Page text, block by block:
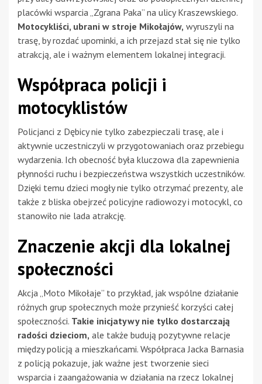
placówki wsparcia „Zgrana Paka” na ulicy Kraszewskiego.
Motocykliści, ubrani w stroje Mikołajów, wyruszyli na
trasę, by rozdać upominki, a ich przejazd stał się nie tylko
atrakcją, ale i ważnym elementem lokalnej integracji.
Współpraca policji i
motocyklistów
Policjanci z Dębicy nie tylko zabezpieczali trasę, ale i
aktywnie uczestniczyli w przygotowaniach oraz przebiegu
wydarzenia. Ich obecność była kluczowa dla zapewnienia
płynności ruchu i bezpieczeństwa wszystkich uczestników.
Dzięki temu dzieci mogły nie tylko otrzymać prezenty, ale
także z bliska obejrzeć policyjne radiowozy i motocykl, co
stanowiło nie lada atrakcję.
Znaczenie akcji dla lokalnej
społeczności
Akcja „Moto Mikołaje” to przykład, jak wspólne działanie
różnych grup społecznych może przynieść korzyści całej
społeczności. Takie inicjatywy nie tylko dostarczają
radości dzieciom, ale także budują pozytywne relacje
między policją a mieszkańcami. Współpraca Jacka Barnasia
z policją pokazuje, jak ważne jest tworzenie sieci
wsparcia i zaangażowania w działania na rzecz lokalnej